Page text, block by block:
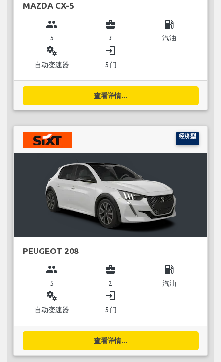
MAZDA CX-5
group
5
business_center
3
local_gas_station
汽油
miscellaneous_services
自动变速器
login
5 门
查看详情...
经济型
PEUGEOT 208
group
5
business_center
2
local_gas_station
汽油
miscellaneous_services
自动变速器
login
5 门
查看详情...